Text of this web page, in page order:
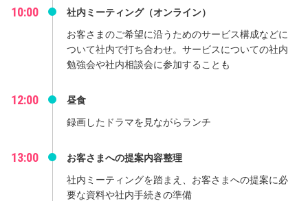
10:00
社内ミーティング（オンライン）
お客さまのご希望に沿うためのサービス構成などに
ついて社内で打ち合わせ。サービスについての社内
勉強会や社内相談会に参加することも
12:00
昼食
録画したドラマを見ながらランチ
13:00
お客さまへの提案内容整理
社内ミーティングを踏まえ、お客さまへの提案に必
要な資料や社内手続きの準備